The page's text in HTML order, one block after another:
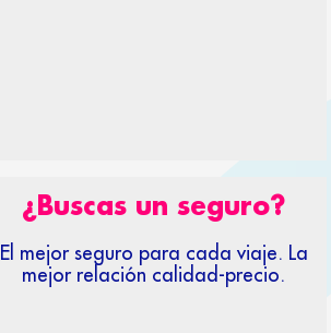
¿Buscas un seguro?
El mejor seguro para cada viaje. La
mejor relación calidad-precio.